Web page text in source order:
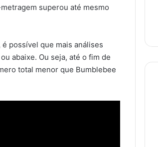
superou até mesmo
possível que mais análises
abaixe. Ou seja, até o fim de
total menor que Bumblebee